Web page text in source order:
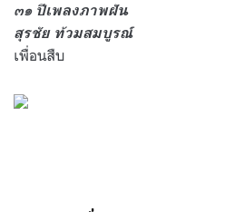
๓๑ ปีเพลงภาพฝัน
สุรชัย ท้วมสมบูรณ์
เพื่อนสืบ